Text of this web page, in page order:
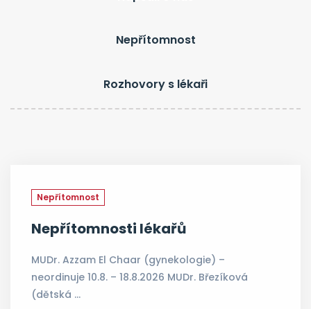
Nepřítomnost
Rozhovory s lékaři
Nepřítomnost
Nepřítomnosti lékařů
MUDr. Azzam El Chaar (gynekologie) –
neordinuje 10.8. – 18.8.2026 MUDr. Březíková
(dětská …